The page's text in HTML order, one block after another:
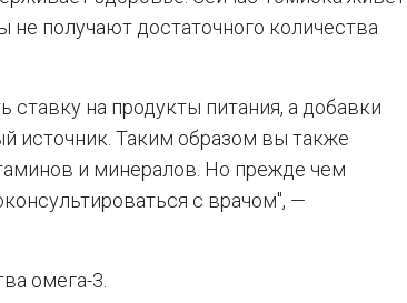
получают достаточного количества
на продукты питания, а добавки
источник. Таким образом вы также
и минералов. Но прежде чем
с врачом", —
омега-3.